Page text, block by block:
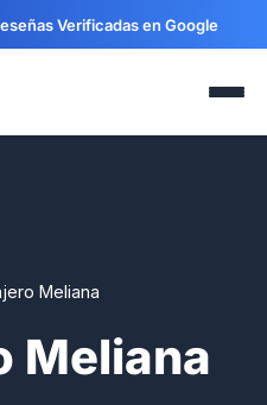
Verificadas en Google
Meliana
Meliana